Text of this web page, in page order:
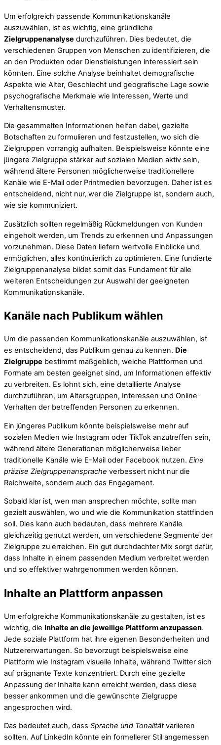
Um erfolgreich passende Kommunikationskanäle
auszuwählen, ist es wichtig, eine gründliche
Zielgruppenanalyse durchzuführen. Dies bedeutet, die
verschiedenen Gruppen von Menschen zu identifizieren, die
an den Produkten oder Dienstleistungen interessiert sein
könnten. Eine solche Analyse beinhaltet demografische
Aspekte wie Alter, Geschlecht und geografische Lage sowie
psychografische Merkmale wie Interessen, Werte und
Verhaltensmuster.
Die gesammelten Informationen helfen dabei, gezielte
Botschaften zu formulieren und festzustellen, wo sich die
Zielgruppen vorrangig aufhalten. Beispielsweise könnte eine
jüngere Zielgruppe stärker auf sozialen Medien aktiv sein,
während ältere Personen möglicherweise traditionellere
Kanäle wie E-Mail oder Printmedien bevorzugen. Daher ist es
entscheidend, nicht nur, wer die Zielgruppe ist, sondern auch,
wie sie kommuniziert.
Zusätzlich sollten regelmäßig Rückmeldungen von Kunden
eingeholt werden, um Trends zu erkennen und Anpassungen
vorzunehmen. Diese Daten liefern wertvolle Einblicke und
ermöglichen, alles kontinuierlich zu optimieren. Eine fundierte
Zielgruppenanalyse bildet somit das Fundament für alle
weiteren Entscheidungen zur Auswahl der geeigneten
Kommunikationskanäle.
Kanäle nach Publikum wählen
Um die passenden Kommunikationskanäle auszuwählen, ist
es entscheidend, das Publikum genau zu kennen. Die
Zielgruppe bestimmt maßgeblich, welche Plattformen und
Formate am besten geeignet sind, um Informationen effektiv
zu verbreiten. Es lohnt sich, eine detaillierte Analyse
durchzuführen, um Altersgruppen, Interessen und Online-
Verhalten der betreffenden Personen zu erkennen.
Ein jüngeres Publikum könnte beispielsweise mehr auf
sozialen Medien wie Instagram oder TikTok anzutreffen sein,
während ältere Generationen möglicherweise lieber
traditionelle Kanäle wie E-Mail oder Facebook nutzen. Eine
präzise Zielgruppenansprache verbessert nicht nur die
Reichweite, sondern auch das Engagement.
Sobald klar ist, wen man ansprechen möchte, sollte man
gezielt auswählen, wo und wie die Kommunikation stattfinden
soll. Dies kann auch bedeuten, dass mehrere Kanäle
gleichzeitig genutzt werden, um verschiedene Segmente der
Zielgruppe zu erreichen. Ein gut durchdachter Mix sorgt dafür,
dass Inhalte in einem passenden Medium verbreitet werden
und so effektiver wahrgenommen werden können.
Inhalte an Plattform anpassen
Um erfolgreiche Kommunikationskanäle zu gestalten, ist es
wichtig, die Inhalte an die jeweilige Plattform anzupassen.
Jede soziale Plattform hat ihre eigenen Besonderheiten und
Nutzererwartungen. So bevorzugt beispielsweise eine
Plattform wie Instagram visuelle Inhalte, während Twitter sich
auf prägnante Texte konzentriert. Durch eine gezielte
Anpassung der Inhalte kann erreicht werden, dass diese
besser ankommen und die gewünschte Zielgruppe
angesprochen wird.
Das bedeutet auch, dass Sprache und Tonalitätvariieren
sollten. Auf LinkedIn könnte ein formellerer Stil angemessen